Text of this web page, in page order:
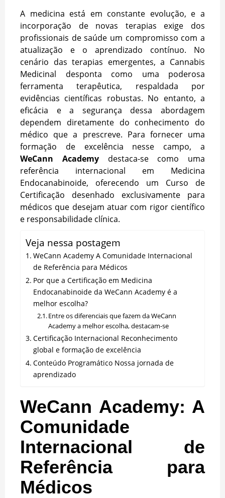
A medicina está em constante evolução, e a
incorporação de novas terapias exige dos
profissionais de saúde um compromisso com a
atualização e o aprendizado contínuo. No
cenário das terapias emergentes, a Cannabis
Medicinal desponta como uma poderosa
ferramenta terapêutica, respaldada por
evidências científicas robustas. No entanto, a
eficácia e a segurança dessa abordagem
dependem diretamente do conhecimento do
médico que a prescreve. Para fornecer uma
formação de excelência nesse campo, a
WeCann Academydestaca-se como uma
referência internacional em Medicina
Endocanabinoide, oferecendo um Curso de
Certificação desenhado exclusivamente para
médicos que desejam atuar com rigor científico
e responsabilidade clínica.
Veja nessa postagem
WeCann Academy A Comunidade Internacional
de Referência para Médicos
Por que a Certificação em Medicina
Endocanabinoide da WeCann Academy é a
melhor escolha?
Entre os diferenciais que fazem da WeCann
Academy a melhor escolha, destacam-se
Certificação Internacional Reconhecimento
global e formação de excelência
Conteúdo Programático Nossa jornada de
aprendizado
WeCann Academy: A
Comunidade
Internacional de
Referência para
Médicos